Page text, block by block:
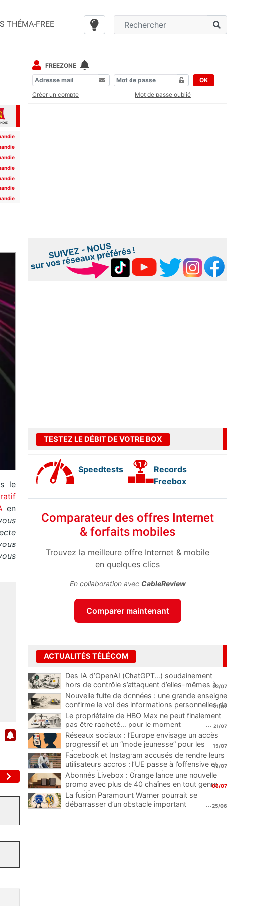
THÉMA-FREE
le
en
FREEZONE
OK
Créer un compte
Mot de passe oublié
TESTEZ LE DÉBIT DE VOTRE BOX
Speedtests
Records
Freebox
Comparateur des offres Internet
& forfaits mobiles
Trouvez la meilleure offre Internet & mobile
en quelques clics
En collaboration avec CableReview
Comparer maintenant
ACTUALITÉS TÉLÉCOM
Des IA d’OpenAI (ChatGPT…) soudainement
hors de contrôle s’attaquent d’elles-mêmes à
une plateforme
...
22/07
Nouvelle fuite de données : une grande enseigne
confirme le vol des informations personnelles de
ses clients
...
21/07
Le propriétaire de HBO Max ne peut finalement
pas être racheté… pour le moment
... 21/07
Réseaux sociaux : l’Europe envisage un accès
progressif et un “mode jeunesse” pour les
mineurs
...
15/07
Facebook et Instagram accusés de rendre leurs
utilisateurs accros : l’UE passe à l’offensive et
menace d’une amende record
...
13/07
Abonnés Livebox : Orange lance une nouvelle
promo avec plus de 40 chaînes en tout genre
pour 1€
06/07
La fusion Paramount Warner pourrait se
débarrasser d’un obstacle important
...25/06